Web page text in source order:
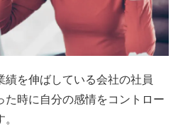
を伸ばしている会社の社員
時に自分の感情をコントロー